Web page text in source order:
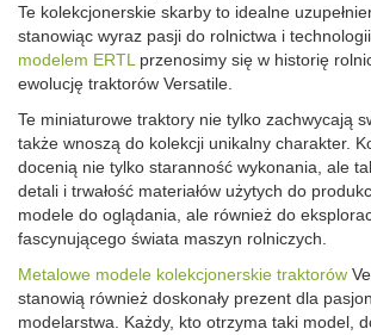
Te kolekcjonerskie skarby to idealne
stanowiąc wyraz pasji do rolnictwa i
modelem ERTL przenosimy się w historię
ewolucję traktorów Versatile.
Te miniaturowe traktory nie tylko zachwycają
także wnoszą do kolekcji unikalny charakter.
docenią nie tylko staranność wykonania, ale
detali i trwałość materiałów użytych do
modele do oglądania, ale również do
fascynującego świata maszyn rolniczych.
Metalowe modele kolekcjonerskie traktorów
stanowią również doskonały prezent dla
modelarstwa. Każdy, kto otrzyma taki model,